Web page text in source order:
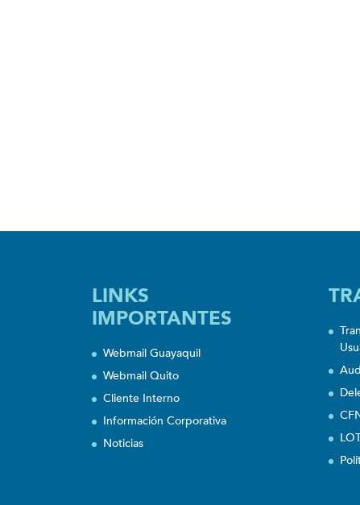
LINKS
IMPORTANTES
Webmail Guayaquil
Webmail Quito
Cliente Interno
Información Corporativa
Noticias